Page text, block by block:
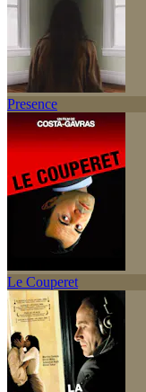
Presence
Le Couperet